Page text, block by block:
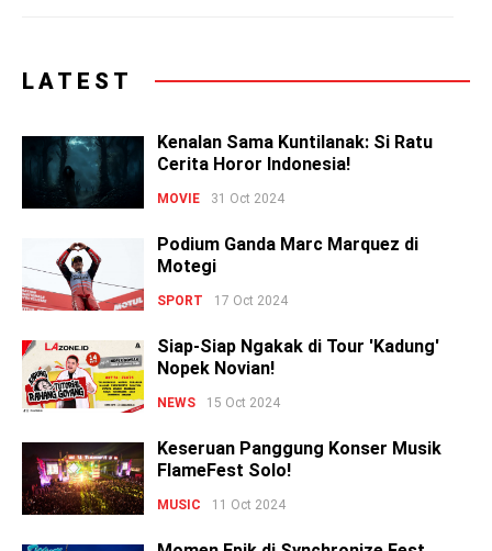
LATEST
Kenalan Sama Kuntilanak: Si Ratu
Cerita Horor Indonesia!
MOVIE 31 Oct 2024
Podium Ganda Marc Marquez di
Motegi
SPORT 17 Oct 2024
Siap-Siap Ngakak di Tour 'Kadung'
Nopek Novian!
NEWS 15 Oct 2024
Keseruan Panggung Konser Musik
FlameFest Solo!
MUSIC 11 Oct 2024